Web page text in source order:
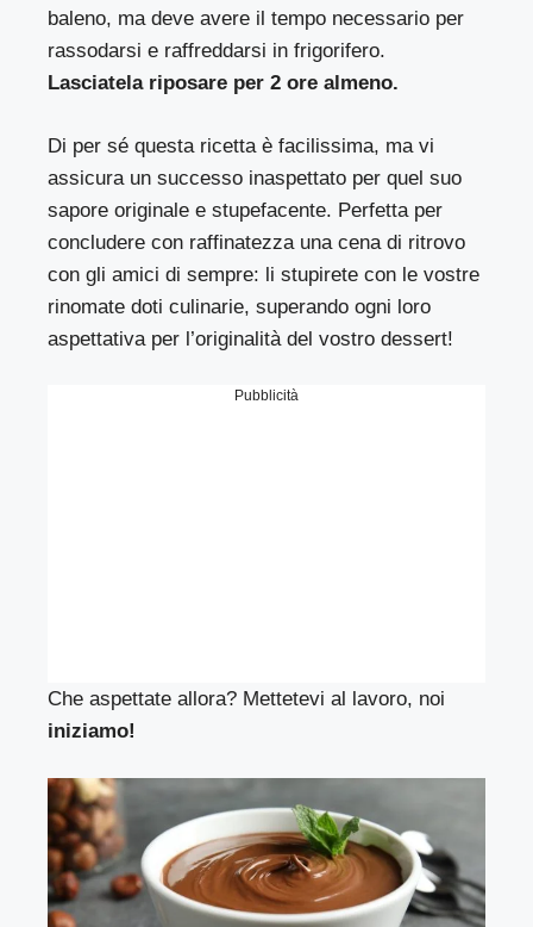
baleno, ma deve avere il tempo necessario per
rassodarsi e raffreddarsi in frigorifero.
Lasciatela riposare per 2 ore almeno.
Di per sé questa ricetta è facilissima, ma vi
assicura un successo inaspettato per quel suo
sapore originale e stupefacente. Perfetta per
concludere con raffinatezza una cena di ritrovo
con gli amici di sempre: li stupirete con le vostre
rinomate doti culinarie, superando ogni loro
aspettativa per l’originalità del vostro dessert!
Pubblicità
Che aspettate allora? Mettetevi al lavoro, noi
iniziamo!